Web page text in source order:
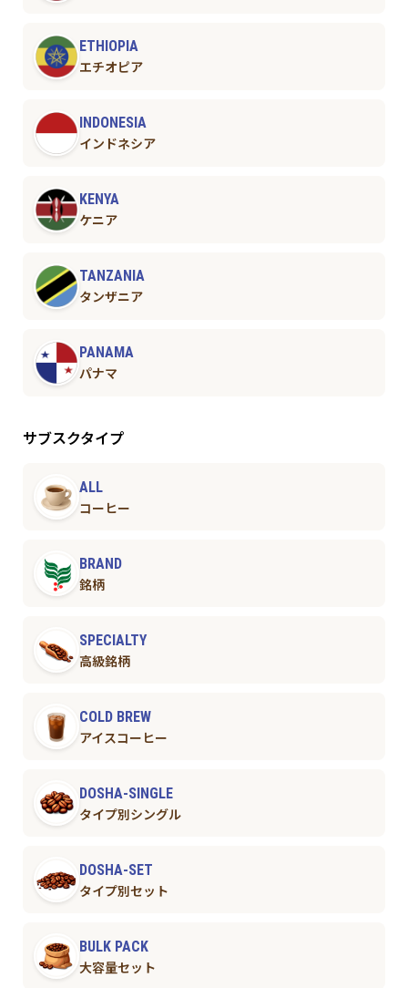
ETHIOPIA
エチオピア
INDONESIA
インドネシア
KENYA
ケニア
TANZANIA
タンザニア
PANAMA
パナマ
サブスクタイプ
ALL
コーヒー
BRAND
銘柄
SPECIALTY
高級銘柄
COLD BREW
アイスコーヒー
DOSHA-SINGLE
タイプ別シングル
DOSHA-SET
タイプ別セット
BULK PACK
大容量セット